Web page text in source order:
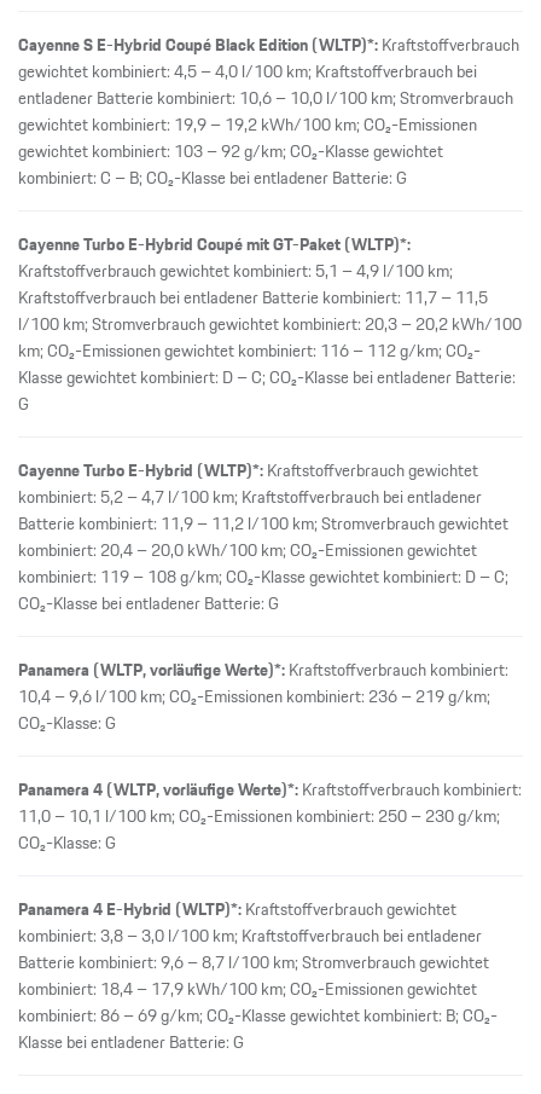
Cayenne S E-Hybrid Coupé Black Edition (WLTP)*:Kraftstoffverbrauch
gewichtet kombiniert: 4,5 – 4,0 l/100 km; Kraftstoffverbrauch bei
entladener Batterie kombiniert: 10,6 – 10,0 l/100 km; Stromverbrauch
gewichtet kombiniert: 19,9 – 19,2 kWh/100 km; CO₂-Emissionen
gewichtet kombiniert: 103 – 92 g/km; CO₂-Klasse gewichtet
kombiniert: C – B; CO₂-Klasse bei entladener Batterie: G
Cayenne Turbo E-Hybrid Coupé mit GT-Paket (WLTP)*:
Kraftstoffverbrauch gewichtet kombiniert: 5,1 – 4,9 l/100 km;
Kraftstoffverbrauch bei entladener Batterie kombiniert: 11,7 – 11,5
l/100 km; Stromverbrauch gewichtet kombiniert: 20,3 – 20,2 kWh/100
km; CO₂-Emissionen gewichtet kombiniert: 116 – 112 g/km; CO₂-
Klasse gewichtet kombiniert: D – C; CO₂-Klasse bei entladener Batterie:
G
Cayenne Turbo E-Hybrid (WLTP)*:Kraftstoffverbrauch gewichtet
kombiniert: 5,2 – 4,7 l/100 km; Kraftstoffverbrauch bei entladener
Batterie kombiniert: 11,9 – 11,2 l/100 km; Stromverbrauch gewichtet
kombiniert: 20,4 – 20,0 kWh/100 km; CO₂-Emissionen gewichtet
kombiniert: 119 – 108 g/km; CO₂-Klasse gewichtet kombiniert: D – C;
CO₂-Klasse bei entladener Batterie: G
Panamera (WLTP, vorläufige Werte)*:Kraftstoffverbrauch kombiniert:
10,4 – 9,6 l/100 km; CO₂-Emissionen kombiniert: 236 – 219 g/km;
CO₂-Klasse: G
Panamera 4 (WLTP, vorläufige Werte)*:Kraftstoffverbrauch kombiniert:
11,0 – 10,1 l/100 km; CO₂-Emissionen kombiniert: 250 – 230 g/km;
CO₂-Klasse: G
Panamera 4 E-Hybrid (WLTP)*:Kraftstoffverbrauch gewichtet
kombiniert: 3,8 – 3,0 l/100 km; Kraftstoffverbrauch bei entladener
Batterie kombiniert: 9,6 – 8,7 l/100 km; Stromverbrauch gewichtet
kombiniert: 18,4 – 17,9 kWh/100 km; CO₂-Emissionen gewichtet
kombiniert: 86 – 69 g/km; CO₂-Klasse gewichtet kombiniert: B; CO₂-
Klasse bei entladener Batterie: G